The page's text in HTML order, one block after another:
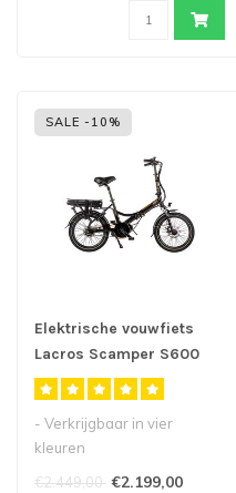
SALE -10%
Elektrische vouwfiets
Lacros Scamper S600
M200
- Verkrijgbaar in vier
kleuren
€2.449,00 €2.199,00